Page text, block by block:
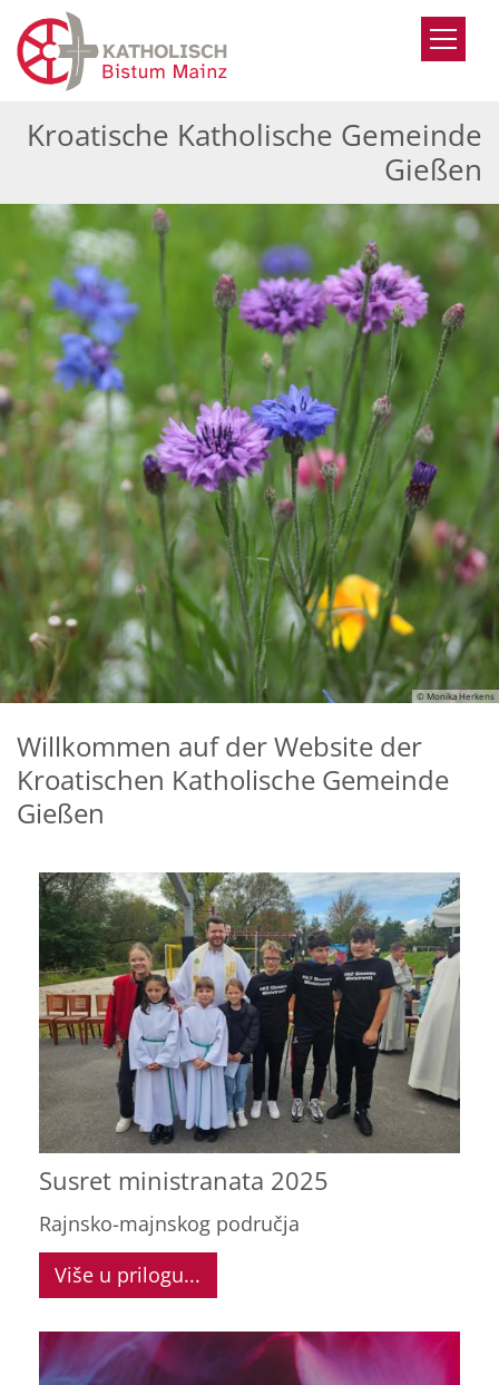
Zum Inhalt springen
Kroatische Katholische Gemeinde
Gießen
© Monika Herkens
Willkommen auf der Website der
Kroatischen Katholische Gemeinde
Gießen
Susret ministranata 2025
Rajnsko-majnskog područja
Više u prilogu...